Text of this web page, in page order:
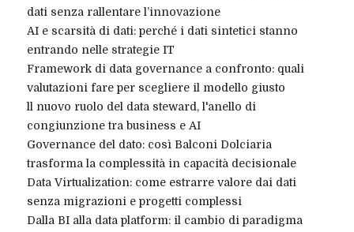
dati senza rallentare l’innovazione
AI e scarsità di dati: perché i dati sintetici stanno
entrando nelle strategie IT
Framework di data governance a confronto: quali
valutazioni fare per scegliere il modello giusto
ll nuovo ruolo del data steward, l'anello di
congiunzione tra business e AI
Governance del dato: così Balconi Dolciaria
trasforma la complessità in capacità decisionale
Data Virtualization: come estrarre valore dai dati
senza migrazioni e progetti complessi
Dalla BI alla data platform: il cambio di paradigma